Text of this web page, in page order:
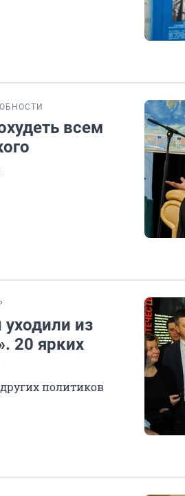
всем
из
20 ярких
политиков